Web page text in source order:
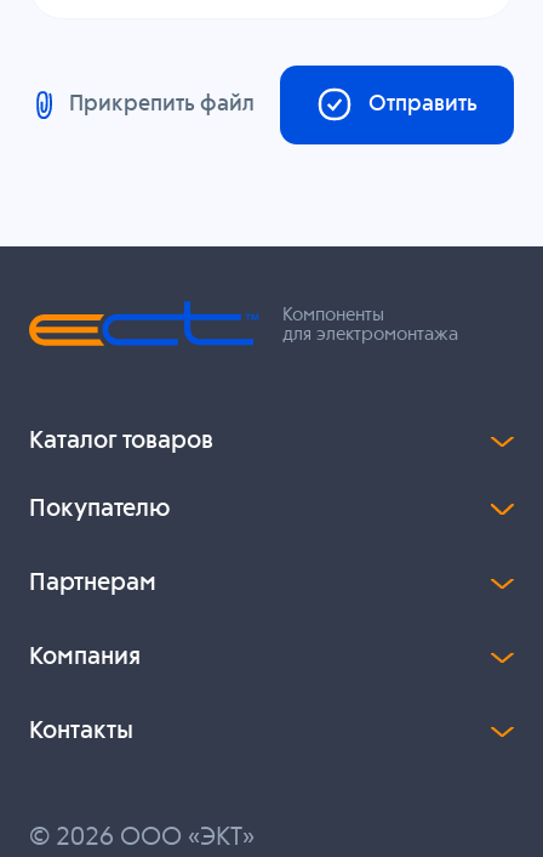
Прикрепить файл Отправить
Компоненты
для электромонтажа
Каталог товаров
Покупателю
Партнерам
Компания
Контакты
© 2026 ООО «ЭКТ»